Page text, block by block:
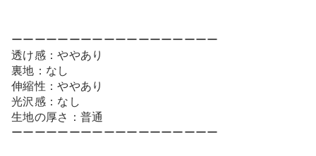
ーーーーーーーーーーーーーーーーーー
透け感：ややあり
裏地：なし
伸縮性：ややあり
光沢感：なし
生地の厚さ：普通
ーーーーーーーーーーーーーーーーーー